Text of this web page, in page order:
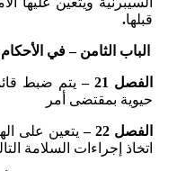
قبلها.
الباب الثامن – في
الفصل 21 –
يتم ضبط
حيوية بمقتضى أمر
الفصل 22 –
يتعين على
اتخاذ إجراءات السلامة